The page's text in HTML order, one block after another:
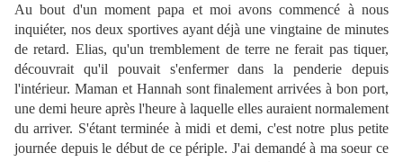
Au bout d'un moment papa et moi avons commencé à nous
inquiéter, nos deux sportives ayant déjà une vingtaine de minutes
de retard. Elias, qu'un tremblement de terre ne ferait pas tiquer,
découvrait qu'il pouvait s'enfermer dans la penderie depuis
l'intérieur. Maman et Hannah sont finalement arrivées à bon port,
une demi heure après l'heure à laquelle elles auraient normalement
du arriver. S'étant terminée à midi et demi, c'est notre plus petite
journée depuis le début de ce périple. J'ai demandé à ma soeur ce